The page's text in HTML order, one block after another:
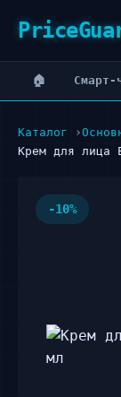
🏠 Cмарт-
Каталог
Крем для лица
-10%